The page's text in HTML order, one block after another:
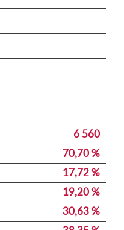
6 560
70,70 %
17,72 %
19,20 %
30,63 %